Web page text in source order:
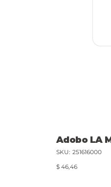
Adobo LA
SKU: SKU
251616000
Precio
$ 46,46